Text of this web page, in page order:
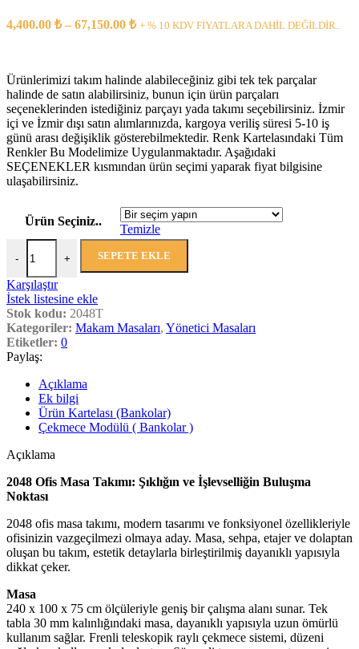
4,400.00 ₺ – 67,150.00 ₺Fiyat
67,150.00 ₺
+ % 10 KDV FİYATLARA DAHİL DEĞİLDİR..
Ürünlerimizi takım halinde alabileceğiniz gibi tek tek parçalar
halinde de satın alabilirsiniz, bunun için ürün parçaları
seçeneklerinden istediğiniz parçayı yada takımı seçebilirsiniz. İzmir
içi ve İzmir dışı satın alımlarınızda, kargoya veriliş süresi 5-10 iş
günü arası değişiklik gösterebilmektedir. Renk Kartelasındaki Tüm
Renkler Bu Modelimize Uygulanmaktadır. Aşağıdaki
SEÇENEKLER kısmından ürün seçimi yaparak fiyat bilgisine
ulaşabilirsiniz.
Ürün Seçiniz..
Temizle
-
2048 Ofis Masa Takımları adet
+ SEPETE EKLE
Karşılaştır
İstek listesine ekle
Stok kodu: 2048T
Kategoriler: Makam Masaları, Yönetici Masaları
Etiketler: 0
Paylaş:
Açıklama
Ek bilgi
Ürün Kartelası (Bankolar)
Çekmece Modülü ( Bankolar )
Açıklama
2048 Ofis Masa Takımı: Şıklığın ve İşlevselliğin Buluşma
Noktası
2048 ofis masa takımı, modern tasarımı ve fonksiyonel özellikleriyle
ofisinizin vazgeçilmezi olmaya aday. Masa, sehpa, etajer ve dolaptan
oluşan bu takım, estetik detaylarla birleştirilmiş dayanıklı yapısıyla
dikkat çeker.
Masa
240 x 100 x 75 cm ölçüleriyle geniş bir çalışma alanı sunar. Tek
tabla 30 mm kalınlığındaki masa, dayanıklı yapısıyla uzun ömürlü
kullanım sağlar. Frenli teleskopik raylı çekmece sistemi, düzeni